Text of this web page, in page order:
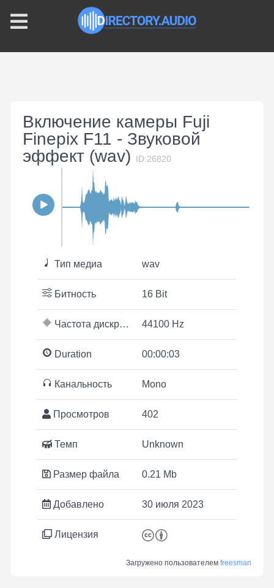
Включение камеры Fuji
Finepix F11 - Звуковой
эффект (wav)
ID:26820
Тип медиа wav
Битность 16 Bit
Частота дискретизации 44100 Hz
Duration 00:00:03
Канальность Mono
Просмотров 402
Темп Unknown
Размер файла 0.21 Mb
Добавлено 30 июля 2023
Лицензия
Загружено пользователем freesman